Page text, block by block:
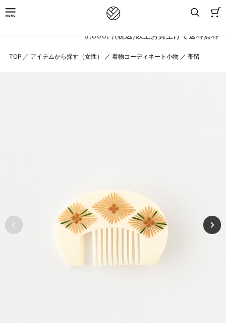
8,800円(税込)以上お買上げで送料無料
TOP ／ アイテムから探す（女性） ／ 着物コーディネート小物 ／ 帯留